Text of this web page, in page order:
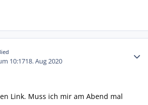
10:1718. Aug 2020
Link. Muss ich mir am Abend mal